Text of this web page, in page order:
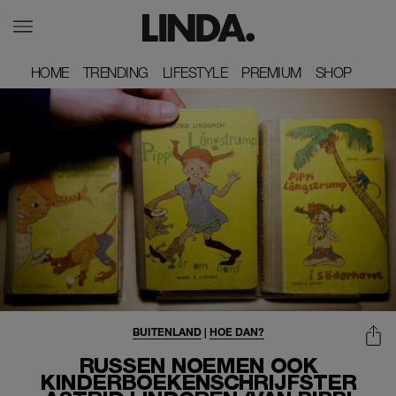
HOME
HOME TRENDING
TRENDING LIFESTYLE
LIFESTYLE PREMIUM
PREMIUM SHOP
SHOP
RUSSEN NOEMEN OOK
KINDERBOEKENSCHRIJFSTER
BUITENLAND| HOE DAN?